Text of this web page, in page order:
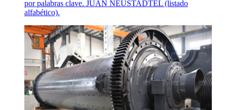
por palabras clave. JUAN NEUSTADTEL (listado
alfabético).